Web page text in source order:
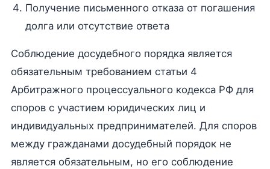
Получение письменного отказа от погашения
долга или отсутствие ответа
Соблюдение досудебного порядка является
обязательным требованием статьи 4
Арбитражного процессуального кодекса РФ для
споров с участием юридических лиц и
индивидуальных предпринимателей. Для споров
между гражданами досудебный порядок не
является обязательным, но его соблюдение